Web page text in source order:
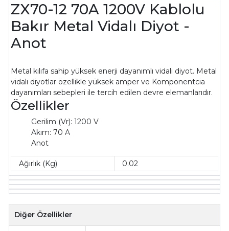
ZX70-12 70A 1200V Kablolu
Bakır Metal Vidalı Diyot -
Anot
Metal kılıfa sahip yüksek enerji dayanımlı vidalı diyot. Metal
vidalı diyotlar özellikle yüksek amper ve Komponentcia
dayanımları sebepleri ile tercih edilen devre elemanlarıdır.
Özellikler
Gerilim (Vr): 1200 V
Akım: 70 A
Anot
Ağırlık (Kg) 0.02
Diğer Özellikler